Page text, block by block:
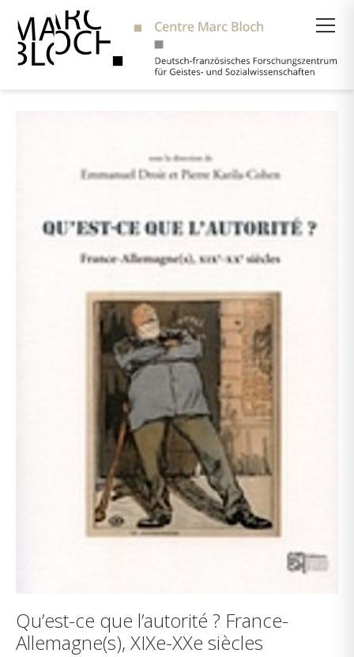
Qu’est-ce que l’autorité ? France-
Allemagne(s), XIXe-XXe siècles